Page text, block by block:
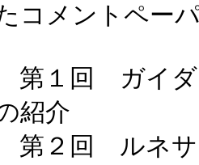
コメントペー
第１回 ガイダ
紹介
第２回 ルネサ